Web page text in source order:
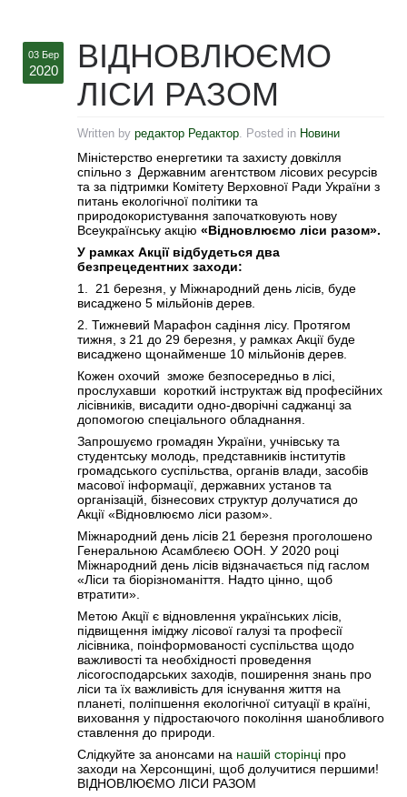
03 Бер
2020
ВІДНОВЛЮЄМО
ЛІСИ РАЗОМ
Written by редактор Редактор. Posted in Новини
Міністерство енергетики та захисту довкілля
спільно з Державним агентством лісових ресурсів
та за підтримки Комітету Верховної Ради України з
питань екологічної політики та
природокористування започатковують нову
Всеукраїнську акцію «Відновлюємо ліси разом».
У рамках Акції відбудеться два
безпрецедентних заходи:
1. 21 березня, у Міжнародний день лісів, буде
висаджено 5 мільйонів дерев.
2. Тижневий Марафон садіння лісу. Протягом
тижня, з 21 до 29 березня, у рамках Акції буде
висаджено щонайменше 10 мільйонів дерев.
Кожен охочий зможе безпосередньо в лісі,
прослухавши короткий інструктаж від професійних
лісівників, висадити одно-дворічні саджанці за
допомогою спеціального обладнання.
Запрошуємо громадян України, учнівську та
студентську молодь, представників інститутів
громадського суспільства, органів влади, засобів
масової інформації, державних установ та
організацій, бізнесових структур долучатися до
Акції «Відновлюємо ліси разом».
Міжнародний день лісів 21 березня проголошено
Генеральною Асамблеєю ООН. У 2020 році
Міжнародний день лісів відзначається під гаслом
«Ліси та біорізноманіття. Надто цінно, щоб
втратити».
Метою Акції є відновлення українських лісів,
підвищення іміджу лісової галузі та професії
лісівника, поінформованості суспільства щодо
важливості та необхідності проведення
лісогосподарських заходів, поширення знань про
ліси та їх важливість для існування життя на
планеті, поліпшення екологічної ситуації в країні,
виховання у підростаючого покоління шанобливого
ставлення до природи.
Слідкуйте за анонсами на нашій сторінці про
заходи на Херсонщині, щоб долучитися першими!
ВІДНОВЛЮЄМО ЛІСИ РАЗОМ